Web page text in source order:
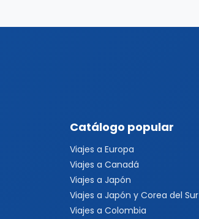
Catálogo popular
Viajes a Europa
Viajes a Canadá
Viajes a Japón
Viajes a Japón y Corea del Sur
Viajes a Colombia